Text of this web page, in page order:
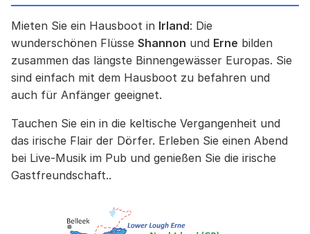
Mieten Sie ein Hausboot in Irland: Die
wunderschönen Flüsse Shannon und Erne bilden
zusammen das längste Binnengewässer Europas. Sie
sind einfach mit dem Hausboot zu befahren und
auch für Anfänger geeignet.
Tauchen Sie ein in die keltische Vergangenheit und
das irische Flair der Dörfer. Erleben Sie einen Abend
bei Live-Musik im Pub und genießen Sie die irische
Gastfreundschaft..